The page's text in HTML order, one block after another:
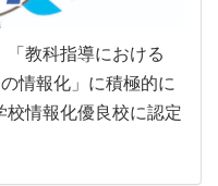
「教科指導における
情報化」に積極的に
情報化優良校に認定